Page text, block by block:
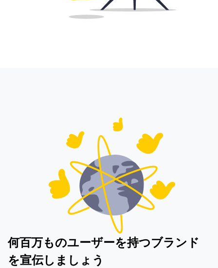
何百万ものユーザーを持つブランド
を宣伝しましょう